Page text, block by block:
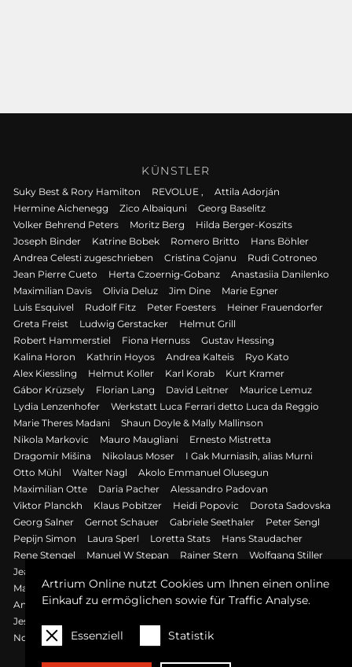
KÜNSTLER
Suky Best & Rory Hamilton REVOLUE ,
Attila Adorján
Hermine Aichenegg
Zico Albaiquni
Georg Baselitz
Volker Behrend Peters
Moritz Berg
Hilda Berger-Koszits
Joseph Binder
Katrine Bobek Romero Britto
Hans Böhler
Andrea Celesti zugeschrieben
Cristina Cojanu
Rudi Cotroneo
Jean Pierre Cueto
Herta Czoernig-Gobanz
Anastasiia Danilenko
Maximilian Davis
Olivia Deluz Jim Dine
Marie Egner
Luis Esquivel
Rudolf Fitz Peter Foesters
Heiner Frauendorfer
Greta Freist
Ludwig Gerstacker
Helmut Grill
Robert Hammerstiel
Fiona Hernuss
Gustav Hessing
Kalina Horon
Kathrin Hoyos Andrea Kalteis
Ryo Kato
Alex Kiessling
Helmut Koller Karl Korab
Kurt Kramer
Gábor Krüzsely
Florian Lang David Leitner
Maurice Lemuz
Lydia Lenzenhofer
Werkstatt Luca Ferrari detto Luca da Reggio
Marie Theres Madani
Shaun Doyle & Mally Mallinson
Nikola Markovic
Mauro Maugliani
Ernesto Mistretta
Dragomir Mišina
Nikolaus Moser
I Gak Murniasih, alias Murni
Otto Mühl
Walter Nagl
Akolo Emmanuel Olusegun
Maximilian Otte
Daria Pacher
Alessandro Padovan
Viktor Planckh
Klaus Pobitzer Heidi Popovic
Dorota Sadovska
Georg Salner
Gernot Schauer Gabriele Seethaler
Peter Sengl
Pepijn Simon
Laura Sperl Loretta Stats
Hans Staudacher
Rene Stengel
Manuel W Stepan Rainer Stern
Wolfgang Stiller
Jeanne Szilit
Mao Tongqiang
Federico Vecchi
Federico Vecchi
Angelika Vormittag
Andy Warhol
Hannah Winkelbauer
Jessica Wood
Norris Yim
Artrium Online nutzt Cookies um Ihnen einen online
Einkauf zu ermöglichen sowie für Traffic Analyse.
Essenziell Statistik